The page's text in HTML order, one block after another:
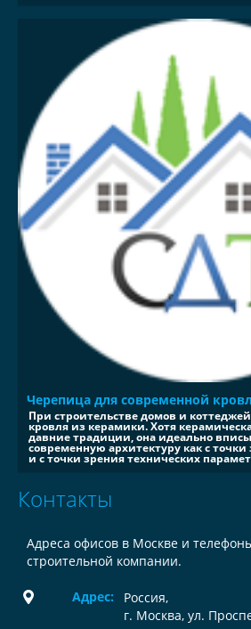
Черепица для современной
При строительстве домов и
кровля из керамики. Хотя
давние традиции, она идеально
современную архитектуру как с
и с точки зрения технических
Контакты
Адреса офисов в Москве и
строительной компании.
Адрес: Россия,
г. Москва, ул.